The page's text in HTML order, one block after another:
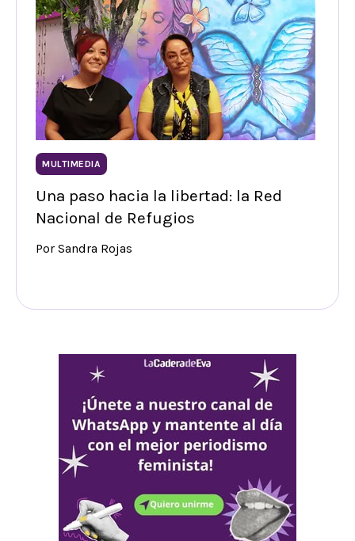
MULTIMEDIA
Una paso hacia la libertad: la Red
Nacional de Refugios
Por Sandra Rojas